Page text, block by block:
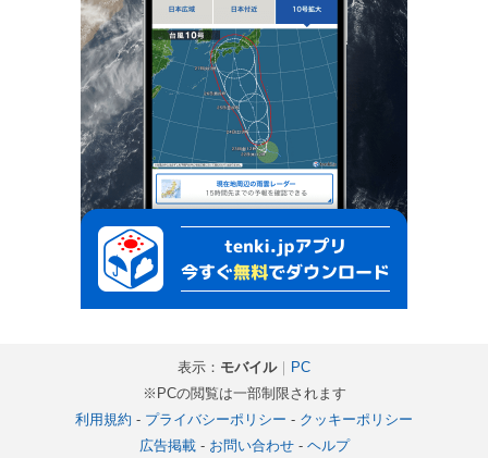
表示： モバイル｜ PC
※PCの閲覧は一部制限されます
利用規約 - プライバシーポリシー - クッキーポリシー
広告掲載- お問い合わせ- ヘルプ